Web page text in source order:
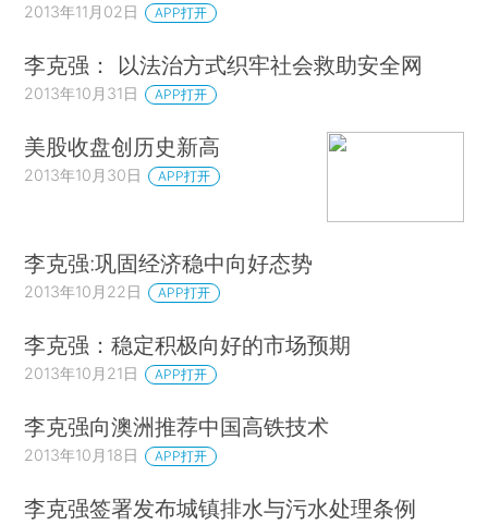
2013年11月02日 APP打开
李克强： 以法治方式织牢社会救助安全网
2013年10月31日 APP打开
美股收盘创历史新高
2013年10月30日 APP打开
李克强:巩固经济稳中向好态势
2013年10月22日 APP打开
李克强：稳定积极向好的市场预期
2013年10月21日 APP打开
李克强向澳洲推荐中国高铁技术
2013年10月18日 APP打开
李克强签署发布城镇排水与污水处理条例